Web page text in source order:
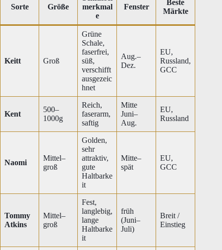
Sorte Größe
merkmal
e
Fenster
Beste
Märkte
Keitt Groß
Grüne
Schale,
faserfrei,
süß,
verschifft
ausgezeic
hnet
Aug.–
Dez.
EU,
Russland,
GCC
Kent
500–
1000g
Reich,
faserarm,
saftig
Mitte
Juni–
Aug.
EU,
Russland
Naomi
Mittel–
groß
Golden,
sehr
attraktiv,
gute
Haltbarke
it
Mitte–
spät
EU,
GCC
Tommy
Atkins
Mittel–
groß
Fest,
langlebig,
lange
Haltbarke
it
früh
(Juni–
Juli)
Breit /
Einstieg